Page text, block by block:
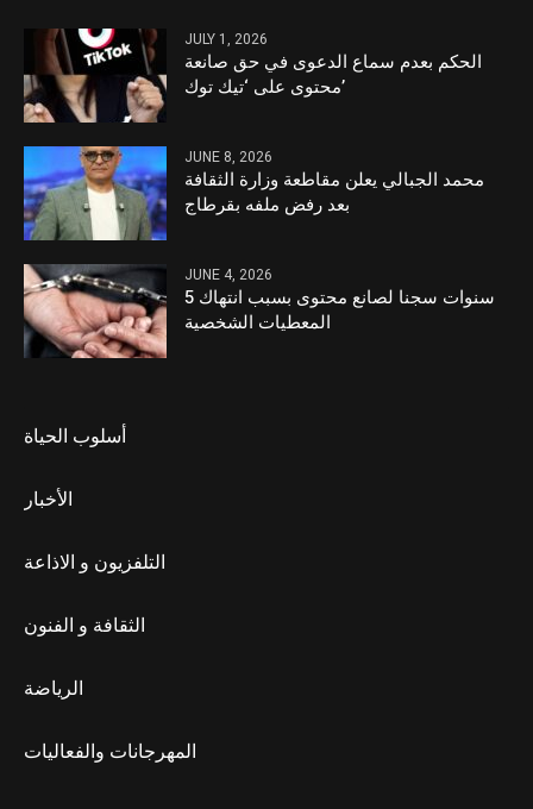
JULY 1, 2026
الحكم بعدم سماع الدعوى في حق صانعة
محتوى على ‘تيك توك’
JUNE 8, 2026
محمد الجبالي يعلن مقاطعة وزارة الثقافة
بعد رفض ملفه بقرطاج
JUNE 4, 2026
5 سنوات سجنا لصانع محتوى بسبب انتهاك
المعطيات الشخصية
أسلوب الحياة
الأخبار
التلفزيون و الاذاعة
الثقافة و الفنون
الرياضة
المهرجانات والفعاليات